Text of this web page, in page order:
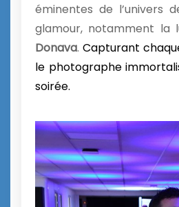
éminentes de l’univers
glamour, notamment la
Donava. Capturant
le photographe
soirée.